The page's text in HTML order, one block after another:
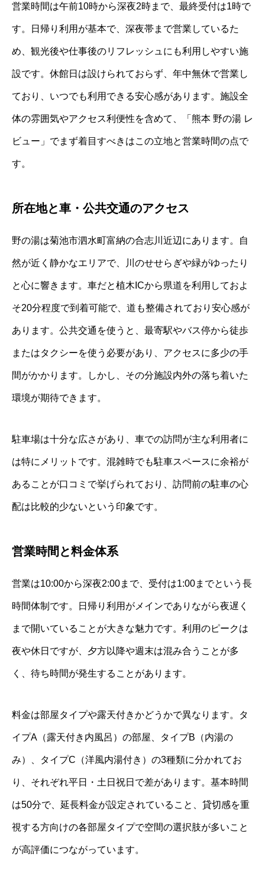
営業時間は午前10時から深夜2時まで、最終受付は1時で
す。日帰り利用が基本で、深夜帯まで営業しているた
め、観光後や仕事後のリフレッシュにも利用しやすい施
設です。休館日は設けられておらず、年中無休で営業し
ており、いつでも利用できる安心感があります。施設全
体の雰囲気やアクセス利便性を含めて、「熊本 野の湯 レ
ビュー」でまず着目すべきはこの立地と営業時間の点で
す。
所在地と車・公共交通のアクセス
野の湯は菊池市泗水町富納の合志川近辺にあります。自
然が近く静かなエリアで、川のせせらぎや緑がゆったり
と心に響きます。車だと植木ICから県道を利用しておよ
そ20分程度で到着可能で、道も整備されており安心感が
あります。公共交通を使うと、最寄駅やバス停から徒歩
またはタクシーを使う必要があり、アクセスに多少の手
間がかかります。しかし、その分施設内外の落ち着いた
環境が期待できます。
駐車場は十分な広さがあり、車での訪問が主な利用者に
は特にメリットです。混雑時でも駐車スペースに余裕が
あることが口コミで挙げられており、訪問前の駐車の心
配は比較的少ないという印象です。
営業時間と料金体系
営業は10:00から深夜2:00まで、受付は1:00までという長
時間体制です。日帰り利用がメインでありながら夜遅く
まで開いていることが大きな魅力です。利用のピークは
夜や休日ですが、夕方以降や週末は混み合うことが多
く、待ち時間が発生することがあります。
料金は部屋タイプや露天付きかどうかで異なります。タ
イプA（露天付き内風呂）の部屋、タイプB（内湯の
み）、タイプC（洋風内湯付き）の3種類に分かれてお
り、それぞれ平日・土日祝日で差があります。基本時間
は50分で、延長料金が設定されていること、貸切感を重
視する方向けの各部屋タイプで空間の選択肢が多いこと
が高評価につながっています。